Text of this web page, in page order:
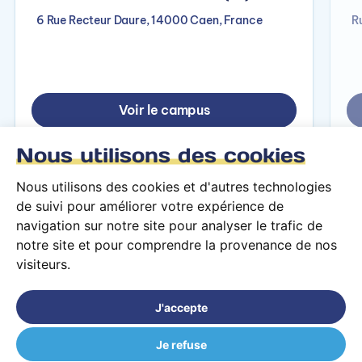
Nous utilisons des cookies
Nous utilisons des cookies et d'autres technologies
de suivi pour améliorer votre expérience de
navigation sur notre site pour analyser le trafic de
notre site et pour comprendre la provenance de nos
visiteurs.
J'accepte
Je refuse
6 Rue Recteur Daure, 14000 Caen, France
Voir le campus
Conditions générales d’utilisation
© 2026 PARCOURS Privé tous droits réservés